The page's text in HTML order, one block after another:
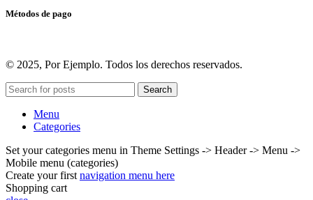
Métodos de pago
© 2025, Por Ejemplo. Todos los derechos reservados.
Search
Menu
Categories
Set your categories menu in Theme Settings -> Header -> Menu ->
Mobile menu (categories)
Create your first navigation menu here
Shopping cart